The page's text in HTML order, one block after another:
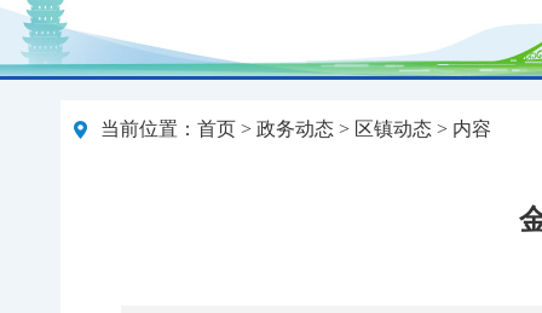
当前位置： 首页 > 政务动态 > 区镇动态 > 内容